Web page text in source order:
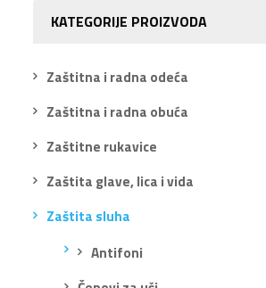
KATEGORIJE PROIZVODA
Zaštitna i radna odeća
Zaštitna i radna obuća
Zaštitne rukavice
Zaštita glave, lica i vida
Zaštita sluha
Antifoni